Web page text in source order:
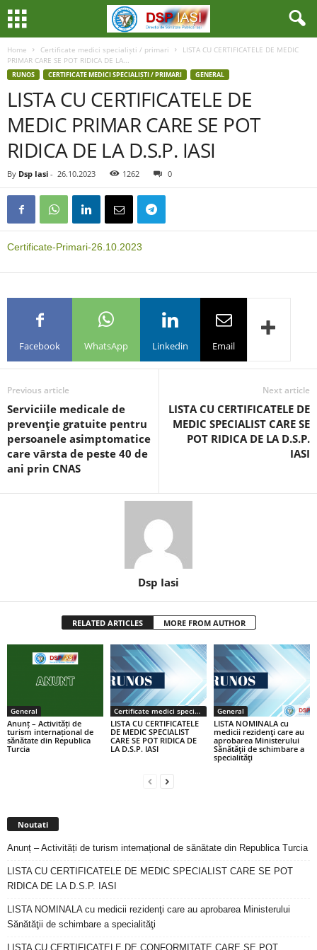
Home Certificate medici specialiști / primari
LISTA CU CERTIFICATELE DE MEDIC
PRIMAR CARE SE POT RIDICA DE LA...
RUNOS CERTIFICATE MEDICI SPECIALIȘTI / PRIMARI GENERAL
LISTA CU CERTIFICATELE DE
MEDIC PRIMAR CARE SE POT
RIDICA DE LA D.S.P. IASI
By Dsp Iasi - 26.10.2023 1262 0
Certificate-Primari-26.10.2023
Facebook WhatsApp Linkedin Email
Previous article
Serviciile medicale de
prevenţie gratuite pentru
persoanele asimptomatice
care vârsta de peste 40 de
ani prin CNAS
Next article
LISTA CU CERTIFICATELE DE
MEDIC SPECIALIST CARE SE
POT RIDICA DE LA D.S.P.
IASI
Dsp Iasi
RELATED ARTICLES MORE FROM AUTHOR
General
Anunț – Activități de
turism internațional de
sănătate din Republica
Turcia
Certificate medici specialiști / primari
LISTA CU CERTIFICATELE
DE MEDIC SPECIALIST
CARE SE POT RIDICA DE
LA D.S.P. IASI
General
LISTA NOMINALA cu
medicii rezidenţi care au
aprobarea Ministerului
Sănătăţii de schimbare a
specialităţi
Noutati
Anunț – Activități de turism internațional de sănătate din Republica Turcia
LISTA CU CERTIFICATELE DE MEDIC SPECIALIST CARE SE POT
RIDICA DE LA D.S.P. IASI
LISTA NOMINALA cu medicii rezidenţi care au aprobarea Ministerului
Sănătăţii de schimbare a specialităţi
LISTA CU CERTIFICATELE DE CONFORMITATE CARE SE POT